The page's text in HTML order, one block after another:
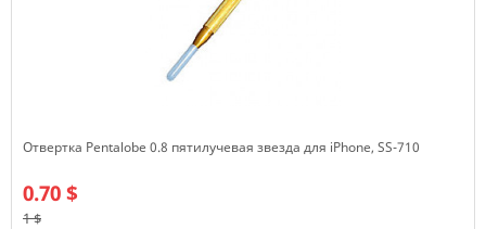
Отвертка Pentalobe 0.8 пятилучевая звезда для iPhone, SS-710
0.70 $
1 $